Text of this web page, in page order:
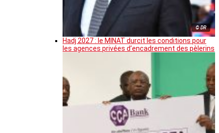
© DR
Hadj 2027 : le MINAT durcit les conditions pour
les agences privées d’encadrement des pèlerins